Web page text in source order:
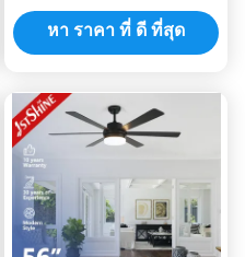
ประหยัดพลังงานเงียบ
หา ราคา ที่ ดี ที่สุด